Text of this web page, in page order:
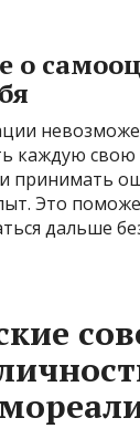
о
каждую свою
принимать
Это
дальше